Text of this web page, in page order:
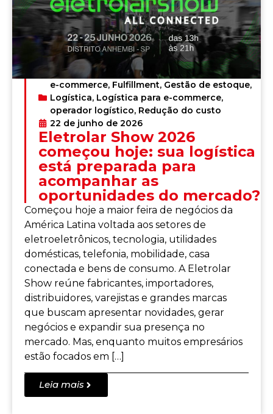
e-commerce, Fulfillment, Gestão de estoque,
Logística, Logística para e-commerce,
operador logístico, Redução do custo
22 de junho de 2026
Eletrolar Show 2026
começou hoje: sua logística
está preparada para
acompanhar as
oportunidades do mercado?
Começou hoje a maior feira de negócios da
América Latina voltada aos setores de
eletroeletrônicos, tecnologia, utilidades
domésticas, telefonia, mobilidade, casa
conectada e bens de consumo. A Eletrolar
Show reúne fabricantes, importadores,
distribuidores, varejistas e grandes marcas
que buscam apresentar novidades, gerar
negócios e expandir sua presença no
mercado. Mas, enquanto muitos empresários
estão focados em […]
Leia mais